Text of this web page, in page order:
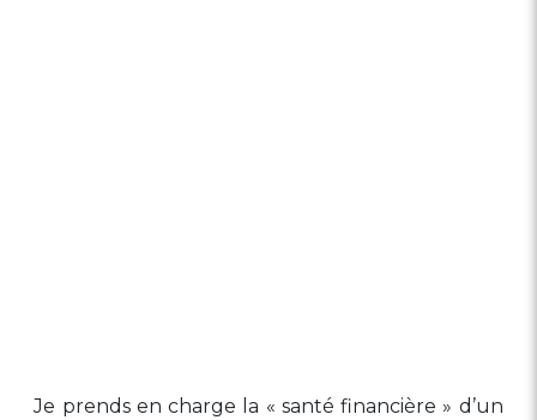
Je prends en charge la « santé financière » d’un